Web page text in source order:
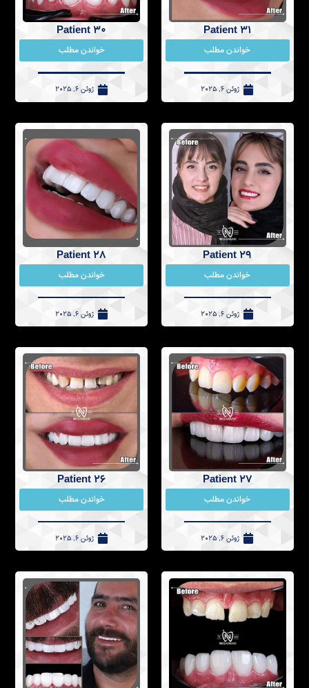
Patient 31
خواندن مطلب
Patient 30
خواندن مطلب
Patient 29
خواندن مطلب
Patient 28
خواندن مطلب
Patient 27
خواندن مطلب
Patient 26
خواندن مطلب